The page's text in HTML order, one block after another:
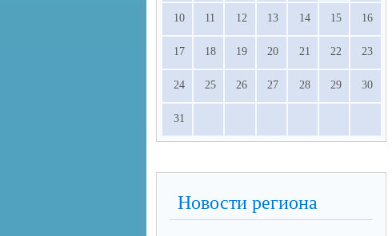
10 11 12 13 14 15 16
17 18 19 20 21 22 23
24 25 26 27 28 29 30
31
Новости региона